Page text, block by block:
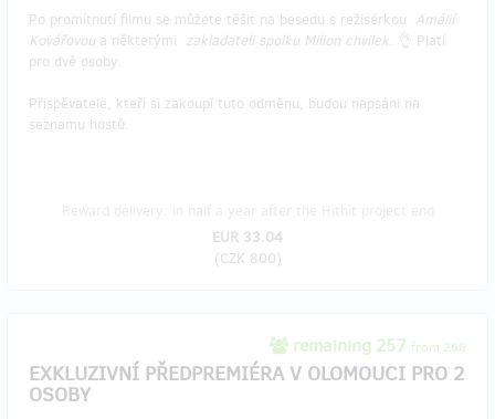
Po promítnutí filmu se můžete těšit na besedu s režisérkou Amálií
Kovářovou a některými zakladateli spolku Milion chvilek. 👌 Platí
pro dvě osoby.
Přispěvatele, kteří si zakoupí tuto odměnu, budou napsáni na
seznamu hostů.
EUR 33.04
(CZK 800)
remaining 257 from 266
EXKLUZIVNÍ PŘEDPREMIÉRA V OLOMOUCI PRO 2
OSOBY